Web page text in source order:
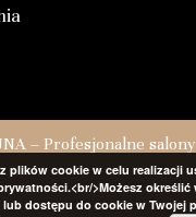
– Profesjonalne
plików cookie w celu realizacji
>Możesz określić
dostępu do cookie w Twojej